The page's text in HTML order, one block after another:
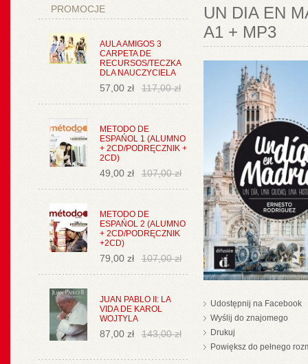
PROMOCJE
AULA AMIGOS 3
CARPETA DE
RECURSOS/TECZKA
DLA NAUCZYCIELA
57,00 zł 117,00 zł
METODO DE
ESPAŃOL 1 (ALUMNO
+ 2CD/PODRĘCZNIK +
2CD)
49,00 zł 107,00 zł
METODO DE
ESPAŃOL 2 (ALUMNO
+ 2CD/PODRĘCZNIK
+2CD)
79,00 zł 107,00 zł
JUAN PABLO II: LA
VIDA DE KAROL
WOJTYLA
87,00 zł 143,00 zł
UN DIA EN
A1 + MP3
Udostępnij na Facebook
Wyślij do znajomego
Drukuj
Powiększ do pełnego